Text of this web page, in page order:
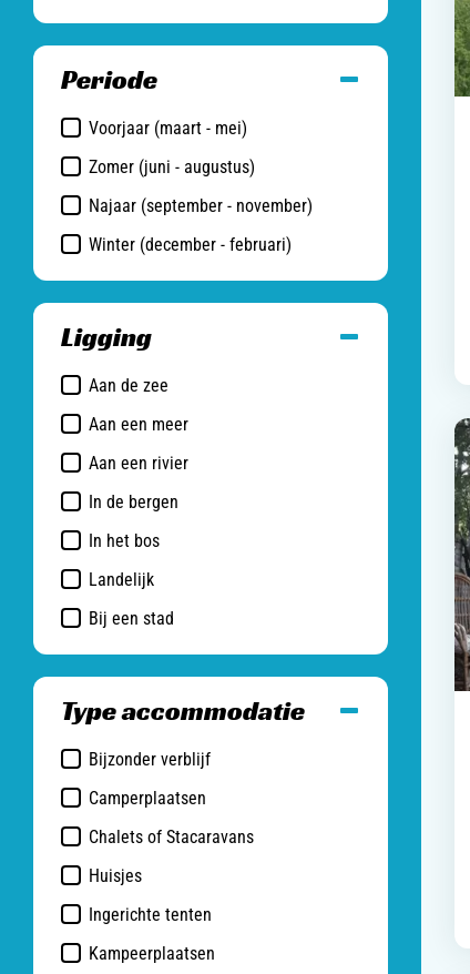
Periode
Voorjaar (maart - mei)
Zomer (juni - augustus)
Najaar (september - november)
Winter (december - februari)
Ligging
Aan de zee
Aan een meer
Aan een rivier
In de bergen
In het bos
Landelijk
Bij een stad
Type accommodatie
Bijzonder verblijf
Camperplaatsen
Chalets of Stacaravans
Huisjes
Ingerichte tenten
Kampeerplaatsen